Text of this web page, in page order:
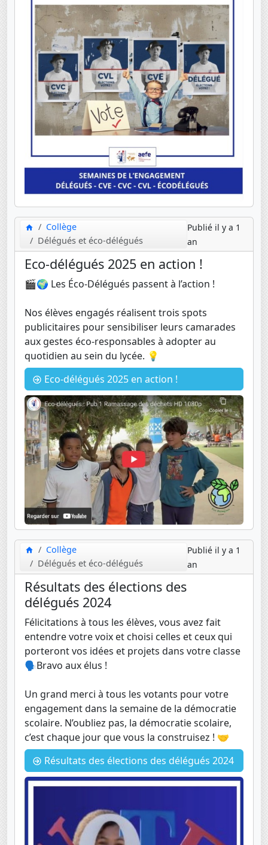
Collège
Délégués et éco-délégués
Publié il y a 1
an
Eco-délégués 2025 en action !
🎬🌍 Les Éco-Délégués passent à l’action !
Nos élèves engagés réalisent trois spots
publicitaires pour sensibiliser leurs camarades
aux gestes éco-responsables à adopter au
quotidien au sein du lycée. 💡
Eco-délégués 2025 en action !
Collège
Délégués et éco-délégués
Publié il y a 1
an
Résultats des élections des
délégués 2024
Félicitations à tous les élèves, vous avez fait
entendre votre voix et choisi celles et ceux qui
porteront vos idées et projets dans votre classe
🗣️Bravo aux élus !
Un grand merci à tous les votants pour votre
engagement dans la semaine de la démocratie
scolaire. N’oubliez pas, la démocratie scolaire,
c’est chaque jour que vous la construisez ! 🤝
Résultats des élections des délégués 2024